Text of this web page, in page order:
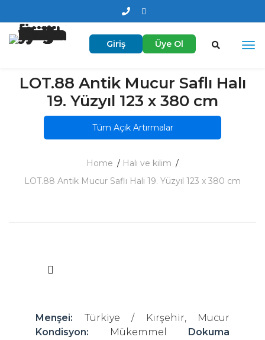
Giriş Üye Ol
LOT.88 Antik Mucur Saflı Halı
19. Yüzyıl 123 x 380 cm
Tüm Açık Artırmalar
Home
Halı ve kilim
LOT.88 Antik Mucur Saflı Halı 19. Yüzyıl 123 x 380 cm
Menşei: Türkiye / Kırşehir, Mucur
Kondisyon: Mükemmel Dokuma